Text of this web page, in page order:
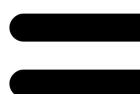
2020 Hollabrunn – Austria
IMPRESSÃO